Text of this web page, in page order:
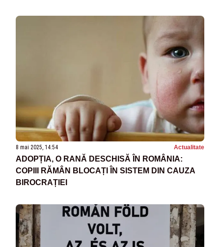
8 mai 2025, 14:54 Actualitate
ADOPȚIA, O RANĂ DESCHISĂ ÎN ROMÂNIA:
COPIII RĂMÂN BLOCAȚI ÎN SISTEM DIN CAUZA
BIROCRAȚIEI